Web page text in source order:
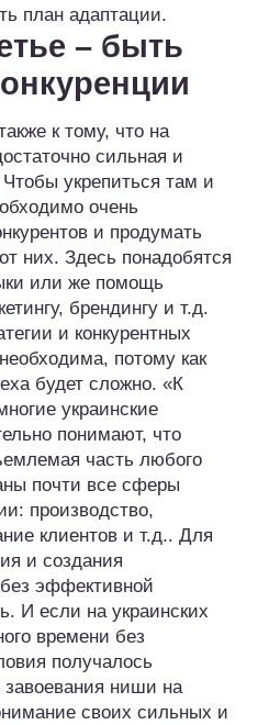
план адаптации.
– быть
к тому, что на
сильная и
укрепиться там и
очень
и продумать
них. Здесь понадобятся
или же помощь
брендингу и т.д.
и конкурентных
потому как
будет сложно. «К
украинские
понимают, что
часть любого
почти все сферы
производство,
клиентов и т.д.. Для
и создания
эффективной
И если на украинских
времени без
получалось
завоевания ниши на
своих сильных и